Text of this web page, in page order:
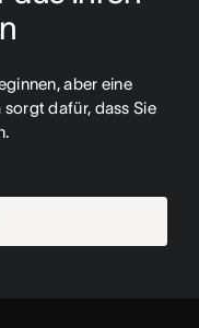
aber eine
dafür, dass Sie